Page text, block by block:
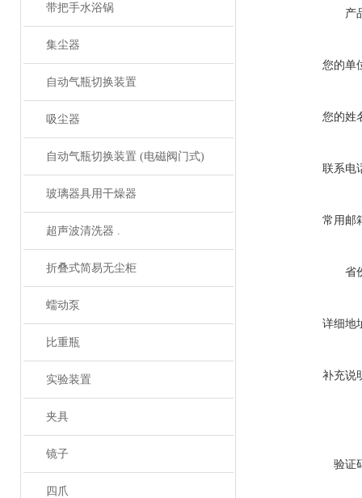
带把手水浴锅
集尘器
自动气瓶切换装置
吸尘器
自动气瓶切换装置 (电磁阀门式)
玻璃器具用干燥器
超声波清洗器 .
折叠式简易无尘柜
蠕动泵
比重瓶
实验装置
夹具
镜子
四爪
产
您的单
您的姓
联系电
常用邮
省
详细地
补充说
验证